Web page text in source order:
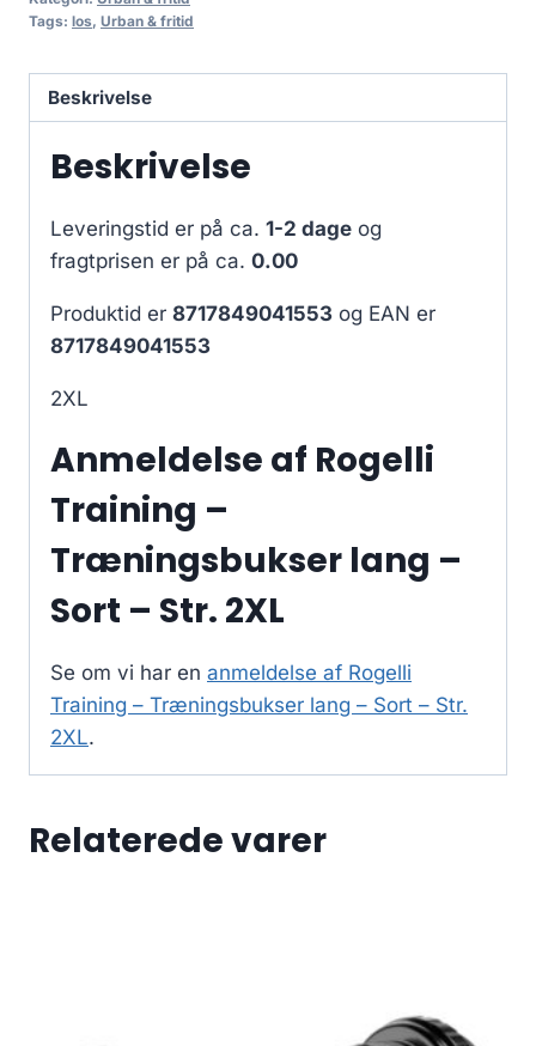
Tags: los, Urban & fritid
Beskrivelse
Beskrivelse
Leveringstid er på ca. 1-2 dage og
fragtprisen er på ca. 0.00
Produktid er 8717849041553 og EAN er
8717849041553
2XL
Anmeldelse af Rogelli
Training –
Træningsbukser lang –
Sort – Str. 2XL
Se om vi har en anmeldelse af Rogelli
Training – Træningsbukser lang – Sort – Str.
2XL.
Relaterede varer